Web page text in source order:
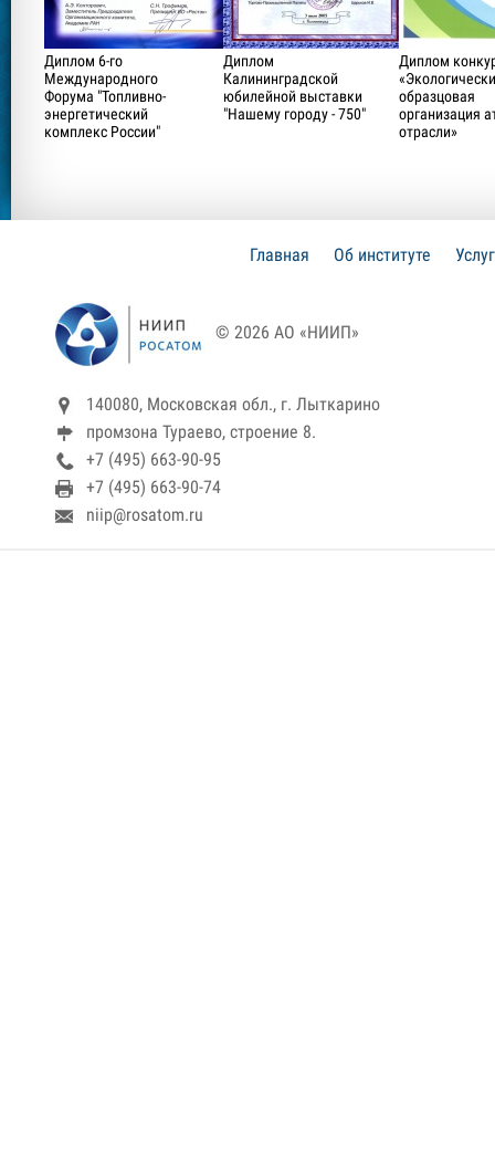
Диплом 6-го
Международного
Форума "Топливно-
энергетический
комплекс России"
Диплом
Калининградской
юбилейной выставки
"Нашему городу - 750"
Диплом
«Экологически
образцовая
организация
отрасли»
Главная Об институте
© 2026 АО «НИИП»
140080, Московская обл., г. Лыткарино
промзона Тураево, строение 8.
+7 (495) 663-90-95
+7 (495) 663-90-74
niip@rosatom.ru